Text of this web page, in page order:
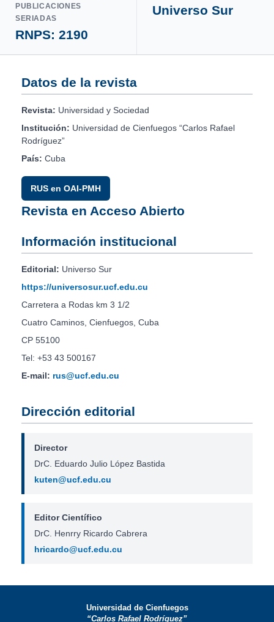
PUBLICACIONES
SERIADAS
RNPS: 2190
Universo Sur
Datos de la revista
Revista: Universidad y Sociedad
Institución: Universidad de Cienfuegos “Carlos Rafael
Rodríguez”
País: Cuba
RUS en OAI-PMH
Revista en Acceso Abierto
Información institucional
Editorial: Universo Sur
https://universosur.ucf.edu.cu
Carretera a Rodas km 3 1/2
Cuatro Caminos, Cienfuegos, Cuba
CP 55100
Tel: +53 43 500167
E-mail: rus@ucf.edu.cu
Dirección editorial
Director
DrC. Eduardo Julio López Bastida
kuten@ucf.edu.cu
Editor Científico
DrC. Henrry Ricardo Cabrera
hricardo@ucf.edu.cu
Universidad de Cienfuegos
“Carlos Rafael Rodríguez”